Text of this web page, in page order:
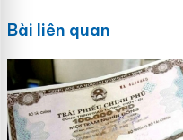
Bài liên quan